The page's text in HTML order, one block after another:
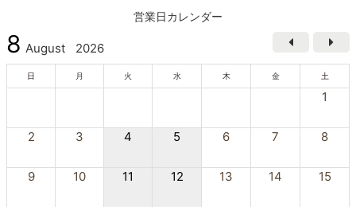
営業日カレンダー
8 August 2026
日 月 火 水 木 金 土
1
2 3 4 5 6 7 8
9 10 11 12 13 14 15